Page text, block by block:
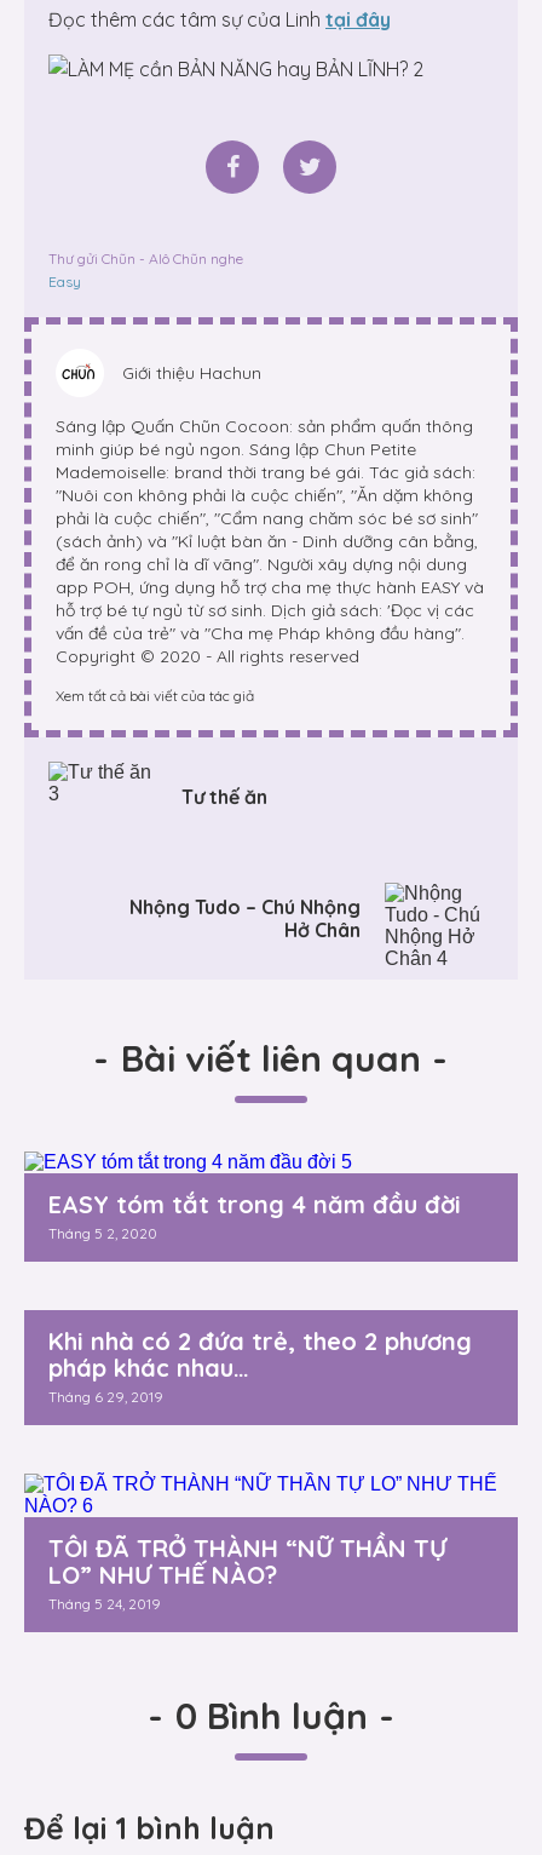
Đọc thêm các tâm sự của Linh tại đây
Thư gửi Chũn - Alô Chũn nghe
Easy
Giới thiệu Hachun
Sáng lập Quấn Chũn Cocoon: sản phẩm quấn thông
minh giúp bé ngủ ngon. Sáng lập Chun Petite
Mademoiselle: brand thời trang bé gái. Tác giả sách:
"Nuôi con không phải là cuộc chiến", "Ăn dặm không
phải là cuộc chiến", "Cẩm nang chăm sóc bé sơ sinh"
(sách ảnh) và "Kỉ luật bàn ăn - Dinh dưỡng cân bằng,
để ăn rong chỉ là dĩ vãng". Người xây dựng nội dung
app POH, ứng dụng hỗ trợ cha mẹ thực hành EASY và
hỗ trợ bé tự ngủ từ sơ sinh. Dịch giả sách: 'Đọc vị các
vấn đề của trẻ" và "Cha mẹ Pháp không đầu hàng".
Copyright © 2020 - All rights reserved
Xem tất cả bài viết của tác giả
Tư thế ăn
Nhộng Tudo – Chú Nhộng
Hở Chân
- Bài viết liên quan -
EASY tóm tắt trong 4 năm đầu đời
Tháng 5 2, 2020
Khi nhà có 2 đứa trẻ, theo 2 phương
pháp khác nhau…
Tháng 6 29, 2019
TÔI ĐÃ TRỞ THÀNH “NỮ THẦN TỰ
LO” NHƯ THẾ NÀO?
Tháng 5 24, 2019
- 0 Bình luận -
Để lại 1 bình luận